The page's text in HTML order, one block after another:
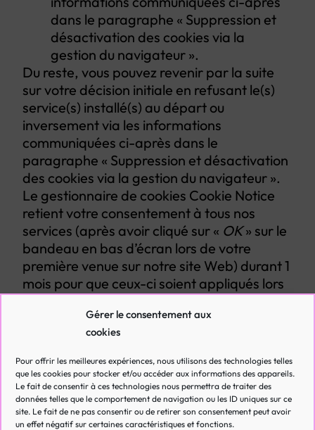
Gérer le consentement aux
cookies
Pour offrir les meilleures expériences, nous utilisons des technologies telles
que les cookies pour stocker et/ou accéder aux informations des appareils.
Le fait de consentir à ces technologies nous permettra de traiter des
données telles que le comportement de navigation ou les ID uniques sur ce
site. Le fait de ne pas consentir ou de retirer son consentement peut avoir
un effet négatif sur certaines caractéristiques et fonctions.
dans le paragraphe « Suppression et
désactivation des cookies via la
gestion du navigateur ».
Du reste, vous pouvez revenir par la suite
sur votre décision initiale en refusant le(s)
service(s) installé(s) au départ ou
inversement via les informations
communiquées ci-après dans le
paragraphe « Suppression et désactivation
des cookies via la gestion du navigateur ».
Le gestionnaire de cookies Cookie Notice
retient votre consentement à tous nos
services (après avoir cliqué sur « OK» sur le
bandeau en bas d’écran lors de votre
première venue sur notre site Web) durant 1
mois pour que ceux-ci soient appliqués lors
de votre prochaine venue sur notre site
Vous pouvez gérer vos cookies via votre
navigateur Internet. Vous pouvez à tout
moment configurer votre navigateur de